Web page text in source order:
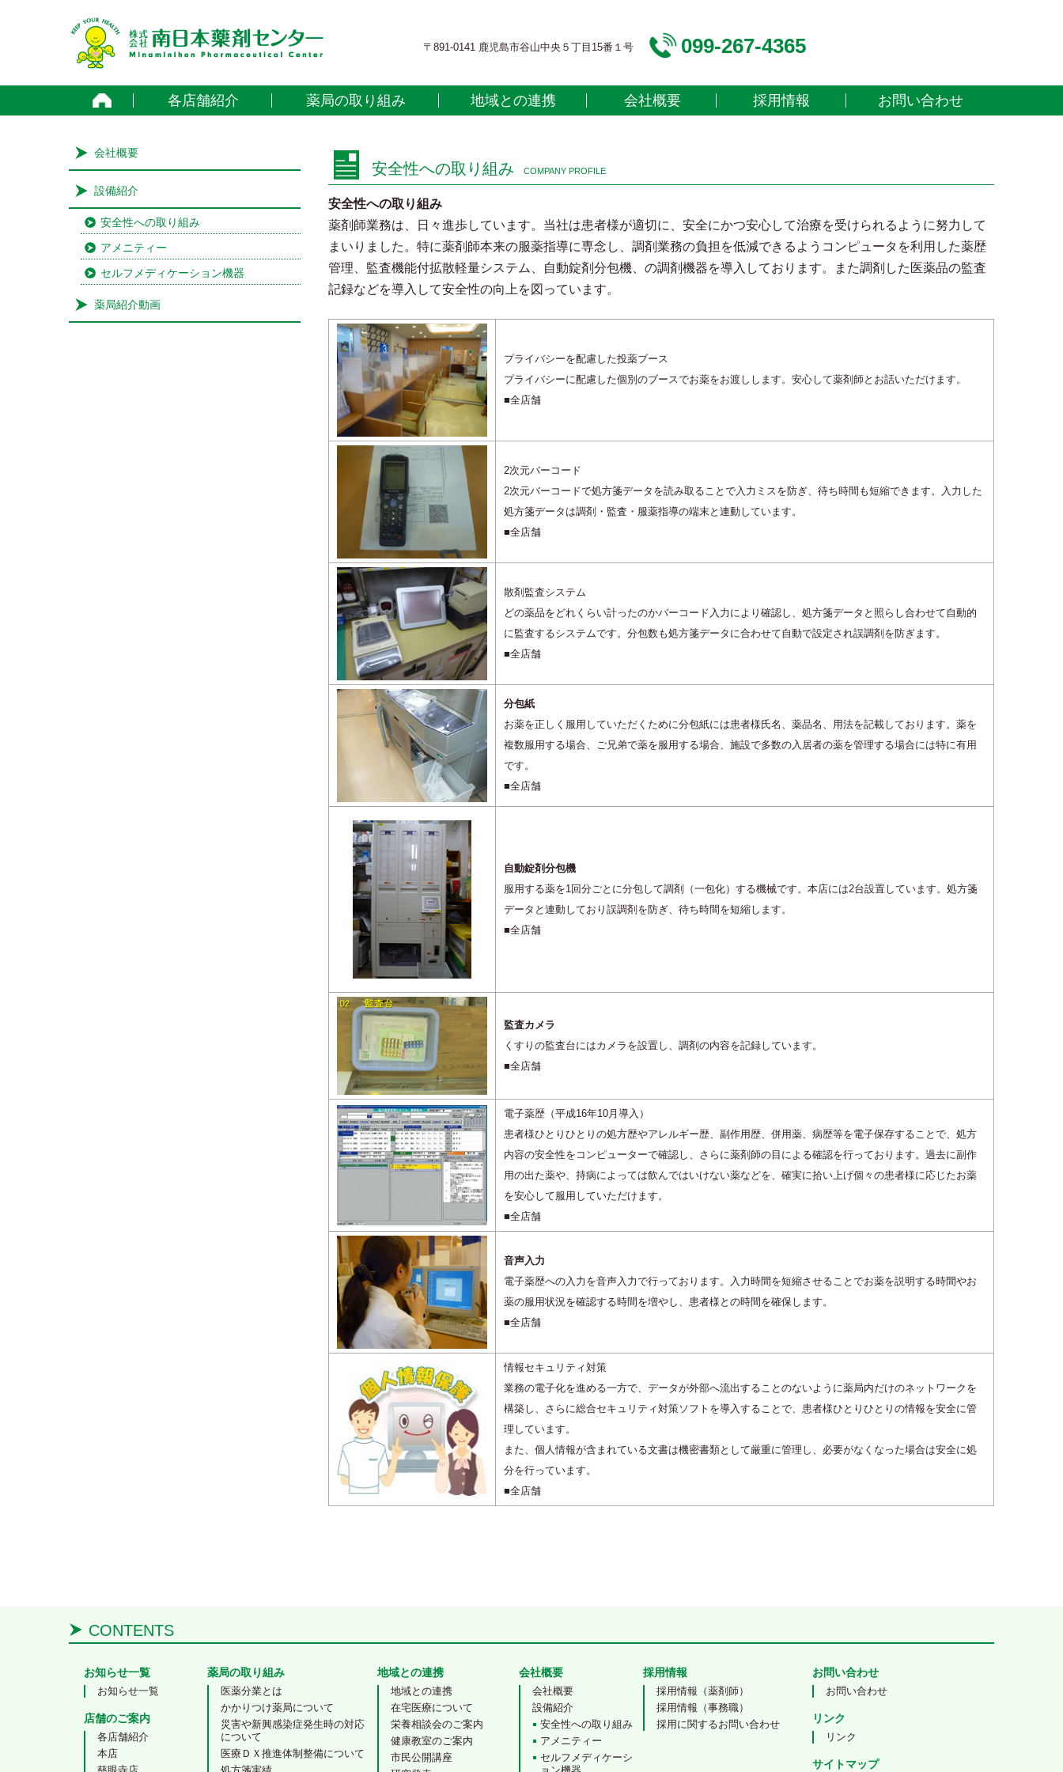
〒891-0141 鹿児島市谷山中央５丁目15番１号 099-267-4365
home各店舗紹介 薬局の取り組み 地域との連携 会社概要 採用情報 お問い合わせ
会社概要
設備紹介
安全性への取り組み
アメニティー
セルフメディケーション機器
薬局紹介動画
安全性への取り組み COMPANY PROFILE
安全性への取り組み
薬剤師業務は、日々進歩しています。当社は患者様が適切に、安全にかつ安心して治療を受けられるように努力して
まいりました。特に薬剤師本来の服薬指導に専念し、調剤業務の負担を低減できるようコンピュータを利用した薬歴
管理、監査機能付拡散軽量システム、自動錠剤分包機、の調剤機器を導入しております。また調剤した医薬品の監査
記録などを導入して安全性の向上を図っています。
プライバシーを配慮した投薬ブース
プライバシーに配慮した個別のブースでお薬をお渡しします。安心して薬剤師とお話いただけます。
■全店舗
2次元バーコード
2次元バーコードで処方箋データを読み取ることで入力ミスを防ぎ、待ち時間も短縮できます。入力した
処方箋データは調剤・監査・服薬指導の端末と連動しています。
■全店舗
散剤監査システム
どの薬品をどれくらい計ったのかバーコード入力により確認し、処方箋データと照らし合わせて自動的
に監査するシステムです。分包数も処方箋データに合わせて自動で設定され誤調剤を防ぎます。
■全店舗
分包紙
お薬を正しく服用していただくために分包紙には患者様氏名、薬品名、用法を記載しております。薬を
複数服用する場合、ご兄弟で薬を服用する場合、施設で多数の入居者の薬を管理する場合には特に有用
です。
■全店舗
自動錠剤分包機
服用する薬を1回分ごとに分包して調剤（一包化）する機械です。本店には2台設置しています。処方箋
データと連動しており誤調剤を防ぎ、待ち時間を短縮します。
■全店舗
監査カメラ
くすりの監査台にはカメラを設置し、調剤の内容を記録しています。
■全店舗
電子薬歴（平成16年10月導入）
患者様ひとりひとりの処方歴やアレルギー歴、副作用歴、併用薬、病歴等を電子保存することで、処方
内容の安全性をコンピューターで確認し、さらに薬剤師の目による確認を行っております。過去に副作
用の出た薬や、持病によっては飲んではいけない薬などを、確実に拾い上げ個々の患者様に応じたお薬
を安心して服用していただけます。
■全店舗
音声入力
電子薬歴への入力を音声入力で行っております。入力時間を短縮させることでお薬を説明する時間やお
薬の服用状況を確認する時間を増やし、患者様との時間を確保します。
■全店舗
情報セキュリティ対策
業務の電子化を進める一方で、データが外部へ流出することのないように薬局内だけのネットワークを
構築し、さらに総合セキュリティ対策ソフトを導入することで、患者様ひとりひとりの情報を安全に管
理しています。
また、個人情報が含まれている文書は機密書類として厳重に管理し、必要がなくなった場合は安全に処
分を行っています。
■全店舗
CONTENTS
お知らせ一覧
お知らせ一覧
店舗のご案内
各店舗紹介
本店
薬局の取り組み
医薬分業とは
かかりつけ薬局について
災害や新興感染症発生時の対応
について
医療ＤＸ推進体制整備について
地域との連携
地域との連携
在宅医療について
栄養相談会のご案内
健康教室のご案内
市民公開講座
会社概要
会社概要
設備紹介
安全性への取り組み
アメニティー
セルフメディケーシ
採用情報
採用情報（薬剤師）
採用情報（事務職）
採用に関するお問い合わせ
お問い合わせ
お問い合わせ
リンク
リンク
サイトマップ